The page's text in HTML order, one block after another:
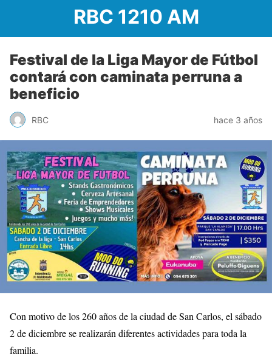
RBC 1210 AM
Festival de la Liga Mayor de Fútbol
contará con caminata perruna a
beneficio
RBC hace 3 años
Con motivo de los 260 años de la ciudad de San Carlos, el sábado
2 de diciembre se realizarán diferentes actividades para toda la
familia.